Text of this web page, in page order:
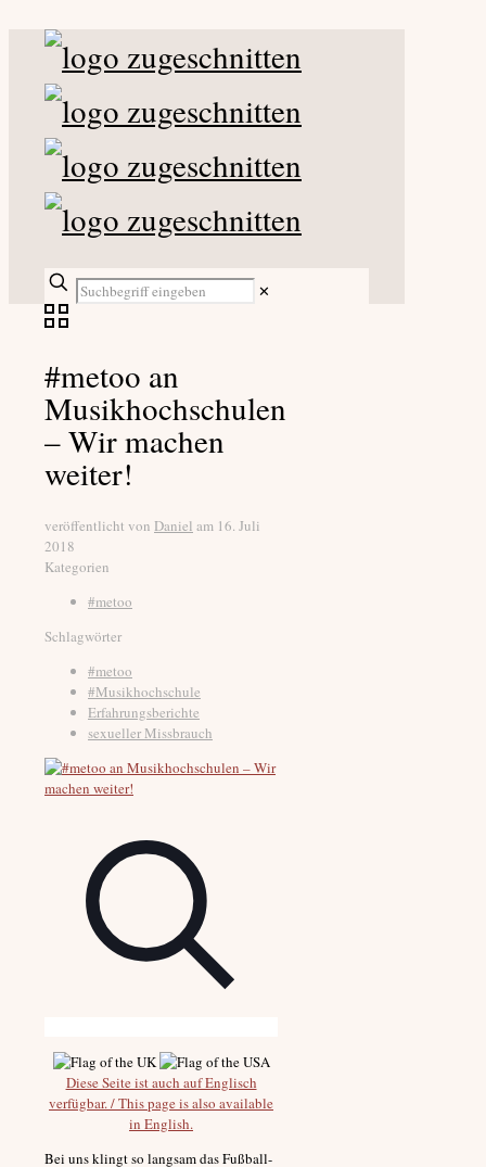
✕
#metoo an
Musikhochschulen
– Wir machen
weiter!
veröffentlicht von Daniel am 16. Juli
2018
Kategorien
#metoo
Schlagwörter
#metoo
#Musikhochschule
Erfahrungsberichte
sexueller Missbrauch
Diese Seite ist auch auf Englisch
verfügbar. / This page is also available
in English.
Bei uns klingt so langsam das Fußball-